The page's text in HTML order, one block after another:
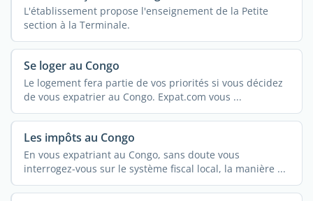
L'établissement propose l'enseignement de la Petite
section à la Terminale.
Se loger au Congo
Le logement fera partie de vos priorités si vous décidez
de vous expatrier au Congo. Expat.com vous ...
Les impôts au Congo
En vous expatriant au Congo, sans doute vous
interrogez-vous sur le système fiscal local, la manière ...